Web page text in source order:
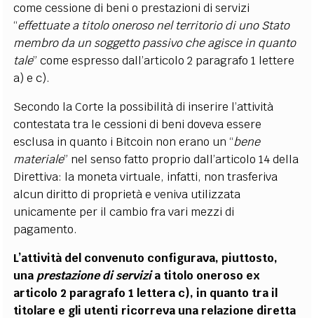
come cessione di beni o prestazioni di servizi
“effettuate a titolo oneroso nel territorio di uno Stato
membro da un soggetto passivo che agisce in quanto
tale” come espresso dall’articolo 2 paragrafo 1 lettere
a) e c).
Secondo la Corte la possibilità di inserire l’attività
contestata tra le cessioni di beni doveva essere
esclusa in quanto i Bitcoin non erano un “bene
materiale” nel senso fatto proprio dall’articolo 14 della
Direttiva: la moneta virtuale, infatti, non trasferiva
alcun diritto di proprietà e veniva utilizzata
unicamente per il cambio fra vari mezzi di
pagamento.
L’attività del convenuto configurava, piuttosto,
una prestazione di servizia titolo oneroso ex
articolo 2 paragrafo 1 lettera c), in quanto tra il
titolare e gli utenti ricorreva una relazione diretta